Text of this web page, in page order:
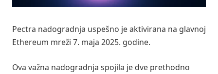
Pectra nadogradnja uspešno je aktivirana na glavnoj
Ethereum mreži 7. maja 2025. godine.
Ova važna nadogradnja spojila je dve prethodno